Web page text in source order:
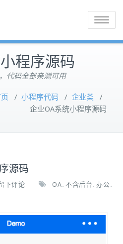
Toggle
程序源码
代码全部亲测可用
/ 小程序代码 / 企业类 /
企业OA系统小程序源码
源码
下评论 OA, 不含后台 , 办公 ,